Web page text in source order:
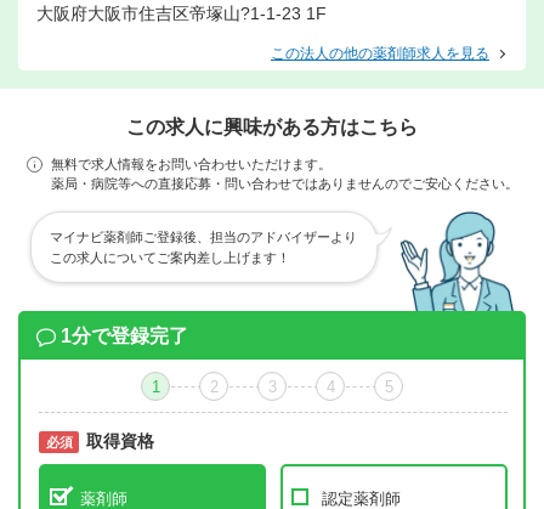
大阪府大阪市住吉区帝塚山?1-1-23 1F
この法人の他の薬剤師求人を見る
この求人に興味がある方はこちら
無料で求人情報をお問い合わせいただけます。
薬局・病院等への直接応募・問い合わせではありませんのでご安心ください。
マイナビ薬剤師ご登録後、担当のアドバイザーより
この求人についてご案内差し上げます！
1分で登録完了
1 2 3 4 5
必須 取得資格
薬剤師 認定薬剤師